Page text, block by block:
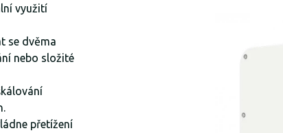
využití
se dvěma
nebo složité
přetížení